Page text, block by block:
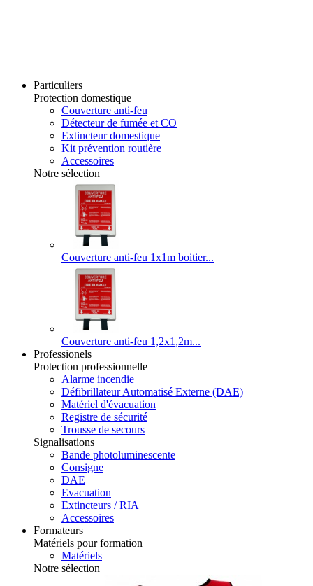
Particuliers
Protection domestique
Couverture anti-feu
Détecteur de fumée et CO
Extincteur domestique
Kit prévention routière
Accessoires
Notre sélection
Couverture anti-feu 1x1m boitier...
Couverture anti-feu 1,2x1,2m...
Professionels
Protection professionnelle
Alarme incendie
Défibrillateur Automatisé Externe (DAE)
Matériel d'évacuation
Registre de sécurité
Trousse de secours
Signalisations
Bande photoluminescente
Consigne
DAE
Evacuation
Extincteurs / RIA
Accessoires
Formateurs
Matériels pour formation
Matériels
Notre sélection